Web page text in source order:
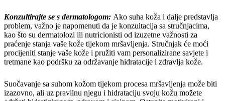
Konzultirajte se s dermatologom: Ako suha koža i dalje predstavlja
problem, važno je napomenuti da je konzultacija sa stručnjacima,
kao što su dermatolozi ili nutricionisti od izuzetne važnosti za
praćenje stanja vaše kože tijekom mršavljenja. Stručnjak će moći
procijeniti stanje vaše kože i pružiti vam personalizirane savjete i
tretmane kao podršku za održavanje hidratacije i zdravlja kože.
Suočavanje sa suhom kožom tijekom procesa mršavljenja može biti
izazovno, ali uz pravilnu njegu i hidrataciju svoju kožu možete